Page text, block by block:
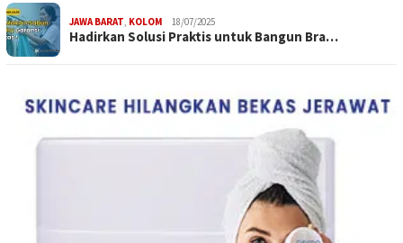
JAWA BARAT, KOLOM 18/07/2025
Hadirkan Solusi Praktis untuk Bangun Bra…